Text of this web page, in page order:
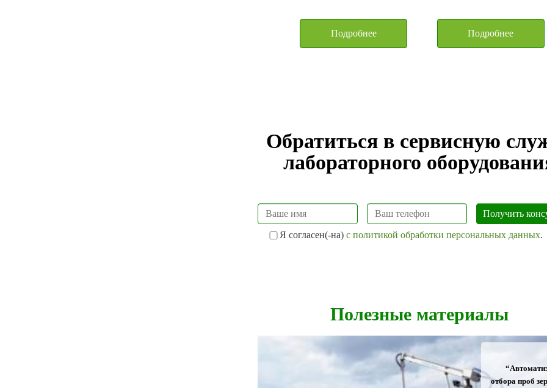
Подробнее Подробнее
Обратиться в сервисную
лабораторного
Я согласен(-на) с политикой обработки персональных данных.
Полезные материалы
отбора проб